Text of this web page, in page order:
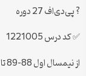
? پی‌دی‌اف 27 دوره
✅ کد درس 1221005
از نیمسال اول 88-89 تا نیمسال دوم 98-99 ?